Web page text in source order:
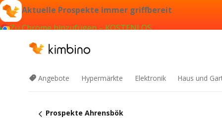
Aktuelle Prospekte immer griffbereit
Zu Chrome hinzufügen – KOSTENLOS
Angebote Hypermärkte Elektronik Haus und
Prospekte Ahrensbök